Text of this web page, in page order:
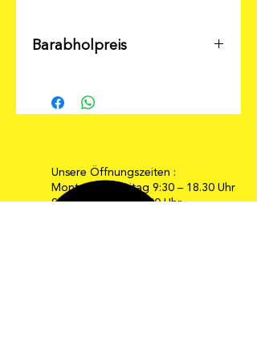
Barabholpreis
Unsere Öffnungszeiten :
Montag bis Freitag 9:30 – 18.30 Uhr
Samstag 9:30 – 16:00 Uhr